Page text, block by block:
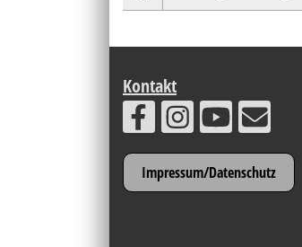
Kontakt
Impressum/Datenschutz